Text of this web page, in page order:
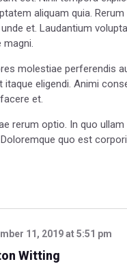
aliquam quia. Rerum
et. Laudantium
magni.
molestiae perferendis
eligendi. Animi
et.
rerum optio. In quo
quo est
11, 2019at5:51 pm
Witting